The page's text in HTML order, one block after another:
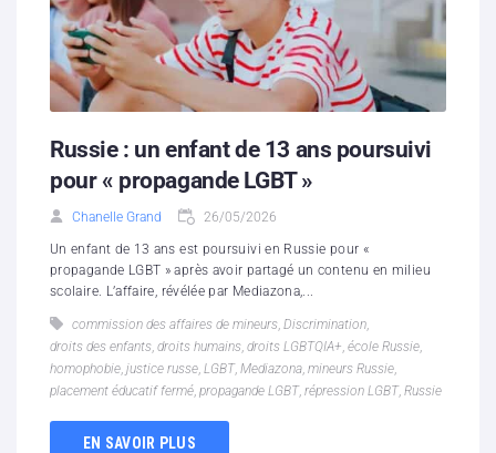
Hébergement solidaire
Russie : un enfant de 13 ans poursuivi
pour « propagande LGBT »
Chanelle Grand 26/05/2026
Un enfant de 13 ans est poursuivi en Russie pour «
propagande LGBT » après avoir partagé un contenu en milieu
scolaire. L’affaire, révélée par Mediazona,...
commission des affaires de mineurs, Discrimination,
droits des enfants, droits humains, droits LGBTQIA+, école Russie,
homophobie, justice russe, LGBT, Mediazona, mineurs Russie,
placement éducatif fermé, propagande LGBT, répression LGBT, Russie
EN SAVOIR PLUS